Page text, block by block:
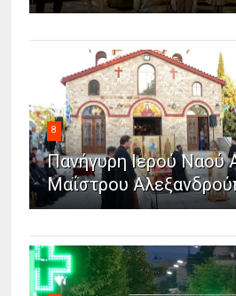
8
Πανήγυρη Ιερού Ναού
Μαΐστρου